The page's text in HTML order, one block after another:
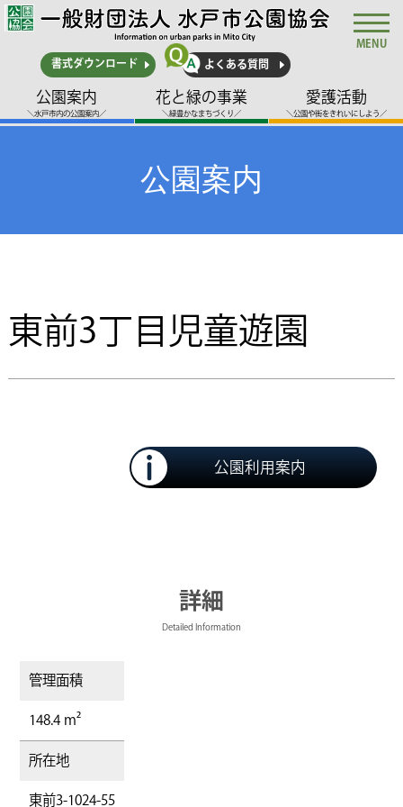
書式ダウンロード よくある質問
公園案内
＼水戸市内の公園案内／
花と緑の事業
＼緑豊かなまちづくり／
愛護活動
＼公園や街をきれいにしよう／
MENU
公園案内
東前3丁目児童遊園
公園利用案内
詳細
Detailed Information
管理面積
148.4 m²
所在地
東前3-1024-55